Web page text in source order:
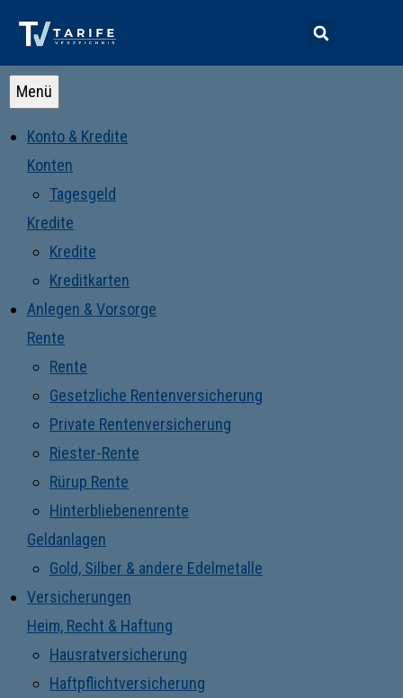
Menü
Konto & Kredite
Konten
Tagesgeld
Kredite
Kredite
Kreditkarten
Anlegen & Vorsorge
Rente
Rente
Gesetzliche Rentenversicherung
Private Rentenversicherung
Riester-Rente
Rürup Rente
Hinterbliebenenrente
Geldanlagen
Gold, Silber & andere Edelmetalle
Versicherungen
Heim, Recht & Haftung
Hausratversicherung
Haftpflichtversicherung